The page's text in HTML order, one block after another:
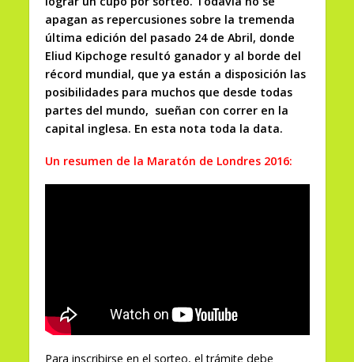
apagan as repercusiones sobre la tremenda
última edición del pasado 24 de Abril, donde
Eliud Kipchoge resultó ganador y al borde del
récord mundial, que ya están a disposición las
posibilidades para muchos que desde todas
partes del mundo, sueñan con correr en la
capital inglesa. En esta nota toda la data.
Un resumen de la Maratón de Londres 2016:
Para inscribirse en el sorteo, el trámite debe